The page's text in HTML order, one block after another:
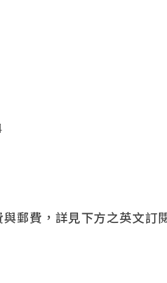
郵費，詳見下方之英文訂